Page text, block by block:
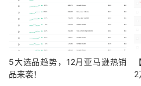
5大选品趋势，12月亚马逊热销
品来袭！
2